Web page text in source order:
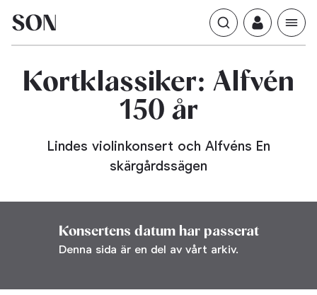
Kortklassiker: Alfvén
150 år
Lindes violinkonsert och Alfvéns En
skärgårdssägen
Konsertens datum har passerat
Denna sida är en del av vårt arkiv.